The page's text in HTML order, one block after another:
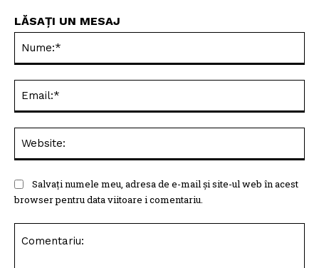
LĂSAȚI UN MESAJ
Salvați numele meu, adresa de e-mail și site-ul web în acest
browser pentru data viitoare i comentariu.